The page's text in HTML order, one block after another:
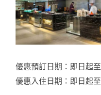
優惠預訂日期：即日起至
優惠入住日期：即日起至